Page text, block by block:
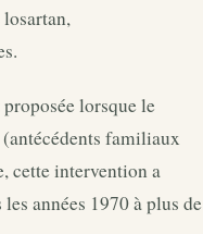
lorsque le
familiaux
cette intervention a
années 1970 à plus de